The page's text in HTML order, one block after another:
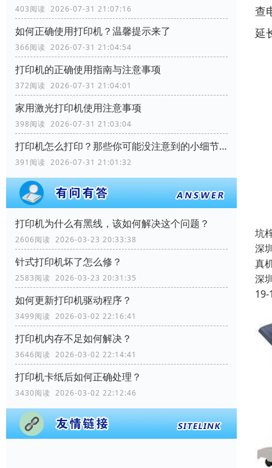
403阅读 2026-07-31 21:07:16
如何正确使用打印机？温馨提示来了
366阅读 2026-07-31 21:04:54
打印机的正确使用指南与注意事项
372阅读 2026-07-31 21:04:01
家用激光打印机使用注意事项
398阅读 2026-07-31 21:03:04
打印机怎么打印？那些你可能没注意到的小细节！
391阅读 2026-07-31 21:01:32
打印机为什么有黑线，该如何解决这个问题？
2606阅读 2026-03-23 20:33:38
针式打印机坏了怎么修？
2583阅读 2026-03-23 20:31:35
如何更新打印机驱动程序？
3499阅读 2026-03-02 22:16:41
打印机内存不足如何解决？
3646阅读 2026-03-02 22:14:41
打印机卡纸后如何正确处理？
3430阅读 2026-03-02 22:12:46
查
延
坑
深
真
深
19-